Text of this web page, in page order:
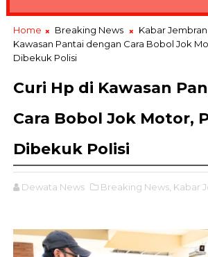
Home Breaking News Kabar
Kawasan Pantai dengan Cara Bobol Jok
Dibekuk Polisi
Curi Hp di Kawasan
Cara Bobol Jok Motor,
Dibekuk Polisi
Dewata News Breaking News, Kabar